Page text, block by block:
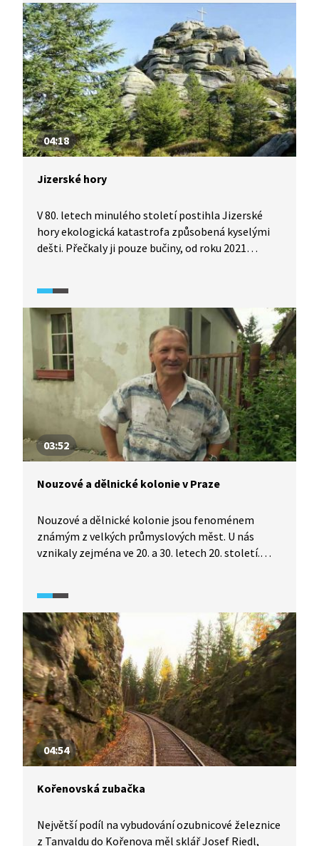
a rozvoje chystá.
04:18
Jizerské hory
V 80. letech minulého století postihla Jizerské
hory ekologická katastrofa způsobená kyselými
dešti. Přečkaly ji pouze bučiny, od roku 2021
strany hor, ze které je krásný výhled. Dále se
podíváme na rozsáhlá rašeliniště zapsaná
v seznamu Ramsarské úmluvy a uvidíme
i vodopády.
03:52
Nouzové a dělnické kolonie v Praze
Nouzové a dělnické kolonie jsou fenoménem
známým z velkých průmyslových měst. U nás
vznikaly zejména ve 20. a 30. letech 20. století.
kolonie, jiné jsou trvale obývané dodnes.
04:54
Kořenovská zubačka
Největší podíl na vybudování ozubnicové železnice
z Tanvaldu do Kořenova měl sklář Josef Riedl,